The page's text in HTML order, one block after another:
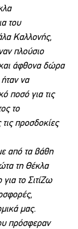
του
Καλλονής,
πλούσιο
και άφθονα δώρα
να
ποσό για τις
το
προσδοκίες
από τα βάθη
τη Θέκλα
το ΣιτίΖω
μας.
πρόσφεραν